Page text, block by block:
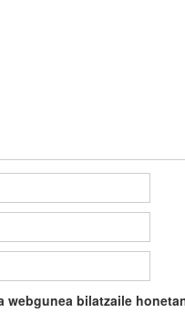
webgunea bilatzaile